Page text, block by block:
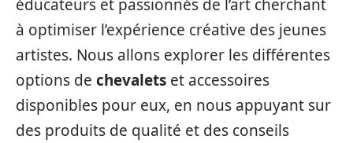
éducateurs et passionnés de l’art cherchant
à optimiser l’expérience créative des jeunes
artistes. Nous allons explorer les différentes
options de chevalets et accessoires
disponibles pour eux, en nous appuyant sur
des produits de qualité et des conseils